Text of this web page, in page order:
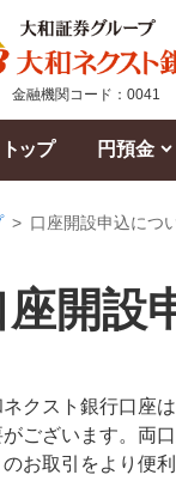
金融機関コード：0041
トップ 円預金
> 口座開設申込につ
座開設
ネクスト銀行口座
がございます。両
のお取引をより便